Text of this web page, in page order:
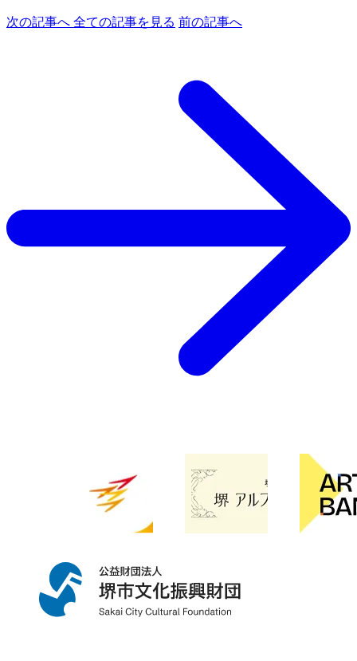
次の記事へ 全ての記事を見る 前の記事へ